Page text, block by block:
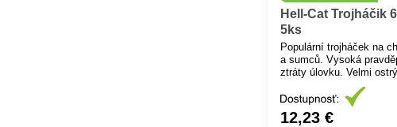
Hell-Cat Trojháčik
5ks
Populární trojháček na
a sumců. Vysoká
ztráty úlovku. Velmi
ohromujícím efektem
Jedinečný pro použití na
vobler.
12,23 €